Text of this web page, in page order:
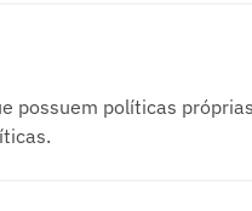
possuem políticas